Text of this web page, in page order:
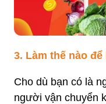
3. Làm thế nào
Cho dù bạn có là
người vận chuyển